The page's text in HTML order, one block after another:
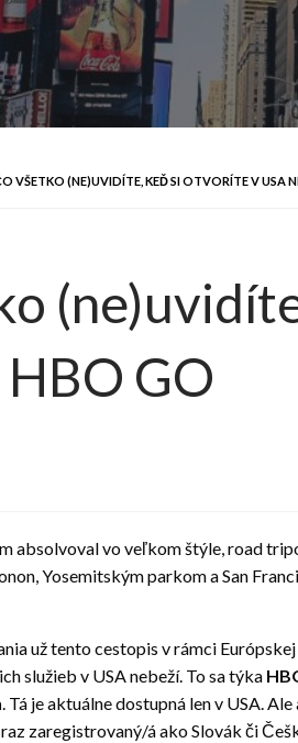
VŠETKO (NE)UVIDÍTE, KEĎ SI OTVORÍTE V USA
GO
absolvoval vo veľkom štýle, road
Yosemitským parkom a San
už tento cestopis v rámci
služieb v USA nebeží. To sa týka
. Tá je aktuálne dostupná len v USA.
zaregistrovaný/á ako Slovák či